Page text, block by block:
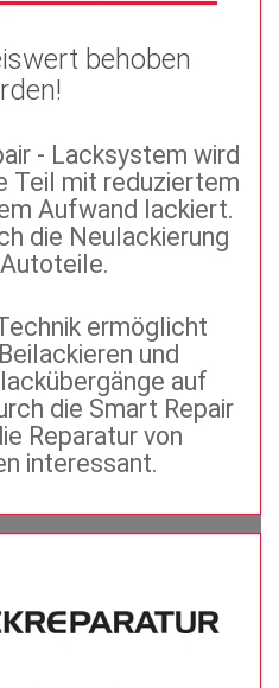
behoben
- Lacksystem wird
Teil mit reduziertem
Aufwand lackiert.
die Neulackierung
ermöglicht
und
auf
die Smart Repair
Reparatur von
interessant.